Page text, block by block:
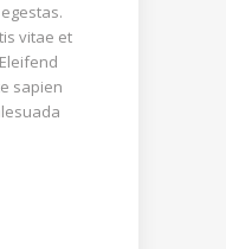
vitae et
sapien